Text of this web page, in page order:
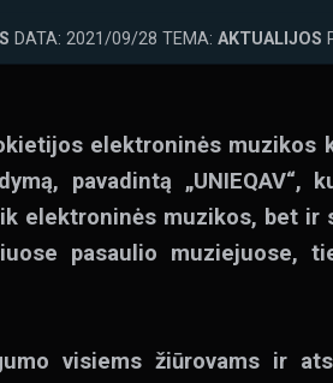
DATA: 2021/09/28 TEMA: AKTUALIJOS
elektroninės muzikos
pavadintą
elektroninės muzikos, bet ir
pasaulio muziejuose,
visiems žiūrovams ir